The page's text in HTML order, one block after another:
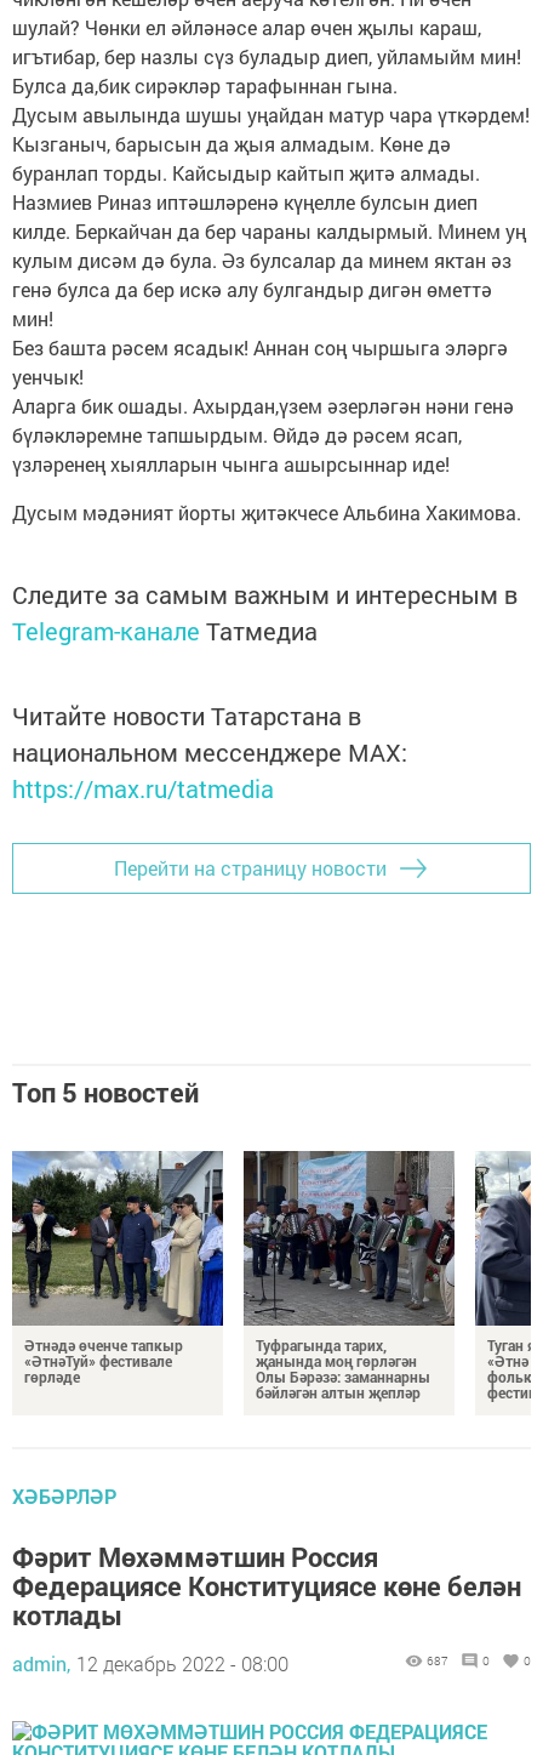
шулай? Чөнки ел әйләнәсе алар өчен җылы караш,
игътибар, бер назлы сүз буладыр диеп, уйламыйм мин!
Булса да,бик сирәкләр тарафыннан гына.
Дусым авылында шушы уңайдан матур чара үткәрдем!
Кызганыч, барысын да җыя алмадым. Көне дә
буранлап торды. Кайсыдыр кайтып җитә алмады.
Назмиев Риназ иптәшләренә күңелле булсын диеп
килде. Беркайчан да бер чараны калдырмый. Минем уң
кулым дисәм дә була. Әз булсалар да минем яктан әз
генә булса да бер искә алу булгандыр дигән өметтә
мин!
Без башта рәсем ясадык! Аннан соң чыршыга эләргә
уенчык!
Аларга бик ошады. Ахырдан,үзем әзерләгән нәни генә
бүләкләремне тапшырдым. Өйдә дә рәсем ясап,
үзләренең хыялларын чынга ашырсыннар иде!
Дусым мәдәният йорты җитәкчесе Альбина Хакимова.
Следите за самым важным и интересным в
Telegram-канале Татмедиа
Читайте новости Татарстана в
национальном мессенджере MАХ:
https://max.ru/tatmedia
Перейти на страницу новости
Топ 5 новостей
Әтнәдә өченче тапкыр
«ӘтнәТуй» фестивале
гөрләде
Туфрагында тарих,
җанында моң гөрләгән
Олы Бәрәзә: заманнарны
бәйләгән алтын җепләр
Туган
«Әтнә
ХӘБӘРЛӘР
Фәрит Мөхәммәтшин Россия
Федерациясе Конституциясе көне белән
котлады
admin, 12 декабрь 2022 - 08:00 687 0 0